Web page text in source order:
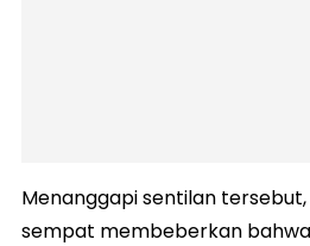
Menanggapi sentilan
sempat membeberkan